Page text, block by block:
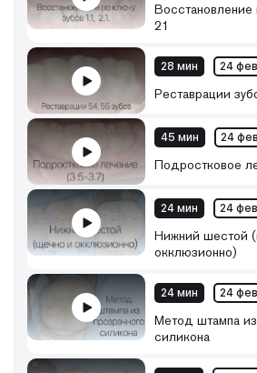
Восстановление
21
28 мин 24
Реставрации
45 мин 24
Подростковое
24 мин 24
Нижний шестой
окклюзионно)
24 мин 24
Метод штампа из
силикона